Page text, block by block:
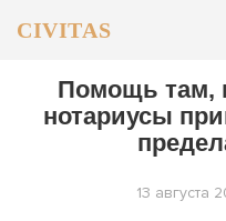
CIVITAS
ОБЩЕСТВО
Помощь там,
нотариусы
13 августа